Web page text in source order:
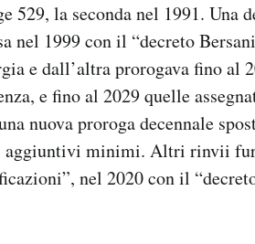
529, la seconda nel 1991. Una
nel 1999 con il “decreto
e dall’altra prorogava fino al
e fino al 2029 quelle
nuova proroga decennale
aggiuntivi minimi. Altri rinvii
nel 2020 con il